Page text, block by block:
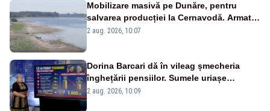
Mobilizare masivă pe Dunăre, pentru
salvarea producției la Cernavodă. Armata
va detona o stâncă și va devia apa
2 aug. 2026, 10:07
Dorina Barcari dă în vileag șmecheria
înghețării pensiilor. Sumele uriașe
pierdute de fiecare român
2 aug. 2026, 10:09